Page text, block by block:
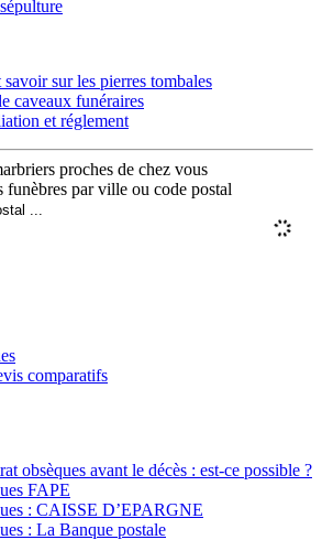
sur les pierres tombales
caveaux funéraires
et réglement
proches de chez vous
funèbres par ville ou code postal
comparatifs
obsèques avant le décès : est-ce possible ?
FAPE
: CAISSE D’EPARGNE
: La Banque postale